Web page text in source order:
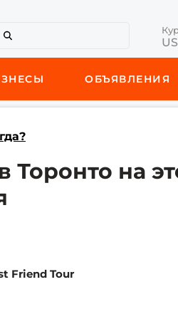
ОБЪЯВЛЕНИЯ
Торонто на
Friend Tour